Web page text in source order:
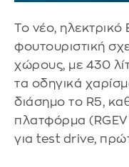
To νέο, ηλεκτρικό
φουτουριστική
χώρους, με 430
τα οδηγικά
διάσημο το R5,
πλατφόρμα (RGEV
για test drive,